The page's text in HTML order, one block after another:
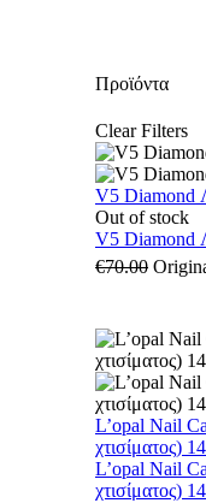
Προϊόντα
Clear Filters
V5 Diamond
Out of stock
V5 Diamond
€70.00
L’opal Nail
χτισίματος)
L’opal Nail
χτισίματος)